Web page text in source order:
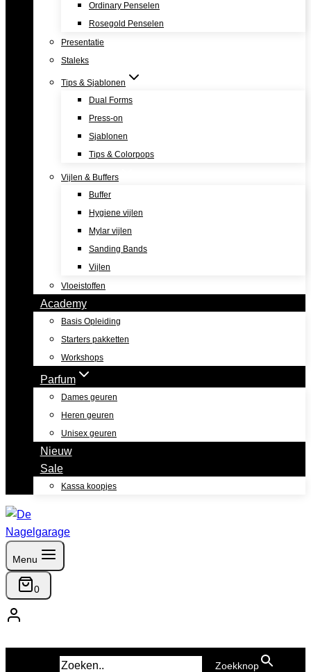
Ordinary Penselen
Rosegold Penselen
Presentatie
Staleks
Tips & Sjablonen
Dual Forms
Press-on
Sjablonen
Tips & Colorpops
Vijlen & Buffers
Buffer
Hygiene vijlen
Mylar vijlen
Sanding Bands
Vijlen
Vloeistoffen
Academy
Basis Opleiding
Starters pakketten
Workshops
Parfum
Dames geuren
Heren geuren
Unisex geuren
Nieuw
Sale
Kassa koopjes
Menu
0
Zoekknop